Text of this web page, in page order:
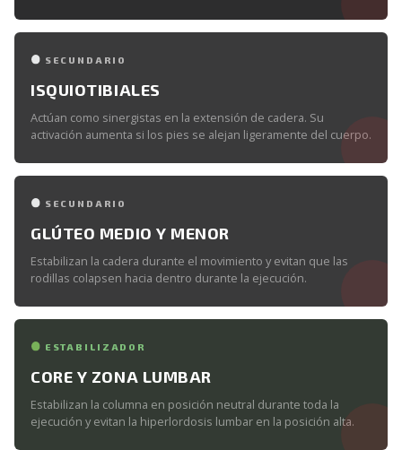
SECUNDARIO
ISQUIOTIBIALES
Actúan como sinergistas en la extensión de cadera. Su
activación aumenta si los pies se alejan ligeramente del cuerpo.
SECUNDARIO
GLÚTEO MEDIO Y MENOR
Estabilizan la cadera durante el movimiento y evitan que las
rodillas colapsen hacia dentro durante la ejecución.
ESTABILIZADOR
CORE Y ZONA LUMBAR
Estabilizan la columna en posición neutral durante toda la
ejecución y evitan la hiperlordosis lumbar en la posición alta.